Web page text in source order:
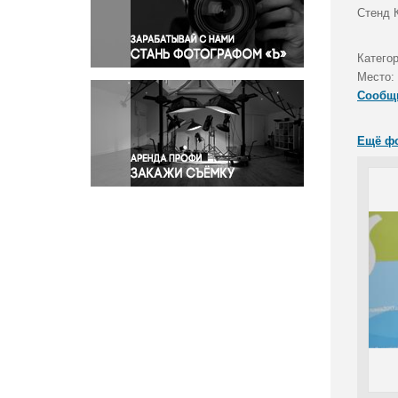
Правосудие
Происшествия и конфликты
Религия
Светская жизнь
Спорт
Экология
Экономика и бизнес
Стенд
Место:
Ещё